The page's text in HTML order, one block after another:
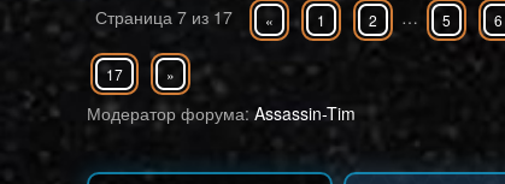
Страница 7 из 17 « 1 2 … 5 6
17 »
Модератор форума: Assassin-Tim